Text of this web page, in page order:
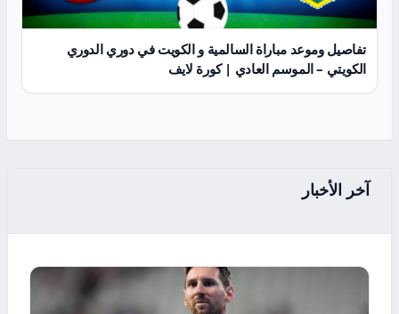
تفاصيل وموعد مباراة السالمية و الكويت في دوري الدوري
الكويتي – الموسم العادي | كورة لايف
آخر الأخبار